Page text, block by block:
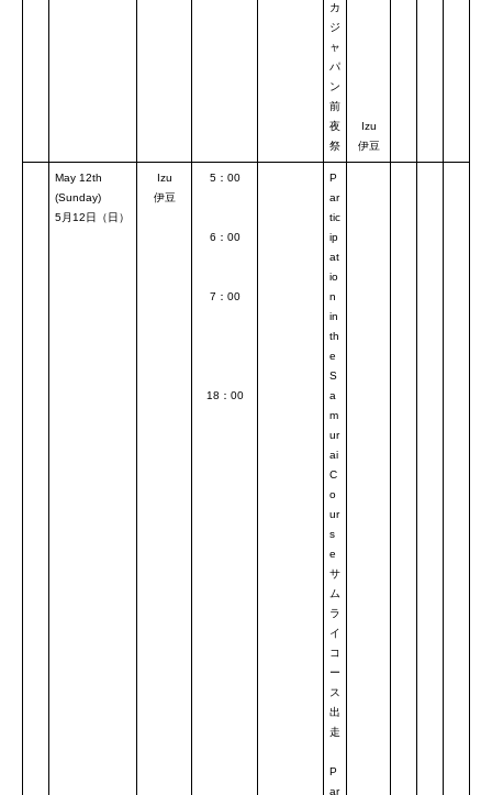
カ
ジ
ャ
パ
ン
前
夜
祭
Izu
伊豆
May 12th
(Sunday)
5月12日（日）
Izu
伊豆
5：00
6：00
7：00
18：00
P
ar
tic
ip
at
io
n
in
th
e
S
a
m
ur
ai
C
o
ur
s
e
サ
ム
ラ
イ
コ
ー
ス
出
走
P
ar